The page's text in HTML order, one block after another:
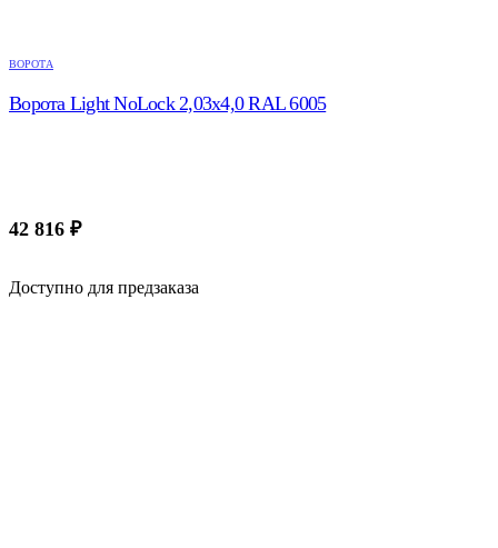
ВОРОТА
Ворота Light NoLock 2,03х4,0 RAL 6005
42 816 ₽
Доступно для предзаказа